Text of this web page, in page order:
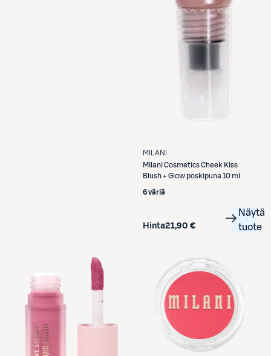
MILANI
MilaniCosmetics Cheek Kiss
Blush + Glow poskipuna 10 ml
6 väriä
Hinta21,90 €
Näytä
tuote